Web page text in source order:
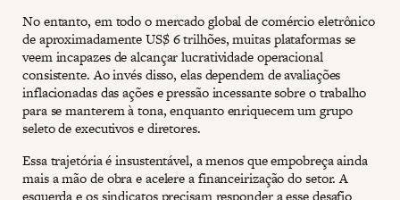
No entanto, em todo o mercado global de comércio eletrônico
de aproximadamente US$ 6 trilhões, muitas plataformas se
veem incapazes de alcançar lucratividade operacional
consistente. Ao invés disso, elas dependem de avaliações
inflacionadas das ações e pressão incessante sobre o trabalho
para se manterem à tona, enquanto enriquecem um grupo
seleto de executivos e diretores.
Essa trajetória é insustentável, a menos que empobreça ainda
mais a mão de obra e acelere a financeirização do setor. A
esquerda e os sindicatos precisam responder a esse desafio